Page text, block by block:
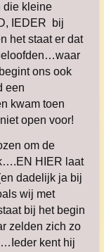
die kleine
IEDER bij
het staat er dat
ons ook
een
kwam toen
open voor!
om de
HIER laat
dadelijk ja bij
wij met
bij het begin
zelden zich zo
kent hij